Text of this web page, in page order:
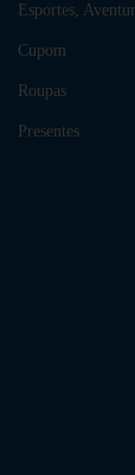
Esportes,
Cupom
Roupas
Presentes